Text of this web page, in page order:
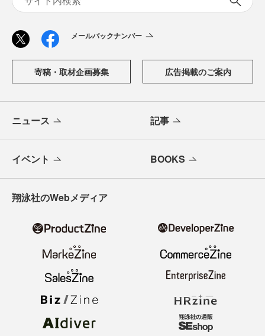
メールバックナンバー
寄稿・取材企画募集 広告掲載のご案内
ニュース 記事
イベント BOOKS
翔泳社のWebメディア